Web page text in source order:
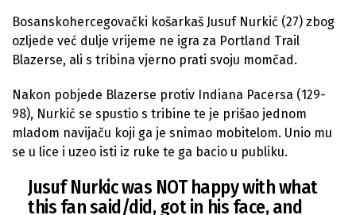
Bosanskohercegovački košarkaš Jusuf Nurkić (27) zbog
ozljede već dulje vrijeme ne igra za Portland Trail
Blazerse, ali s tribina vjerno prati svoju momčad.
Nakon pobjede Blazerse protiv Indiana Pacersa (129-
98), Nurkić se spustio s tribine te je prišao jednom
mladom navijaču koji ga je snimao mobitelom. Unio mu
se u lice i uzeo isti iz ruke te ga bacio u publiku.
Jusuf Nurkic was NOT happy with what
this fan said/did, got in his face, and